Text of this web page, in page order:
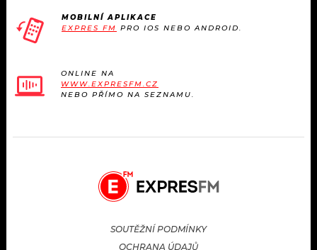
MOBILNÍ APLIKACE
EXPRES FM PRO IOS NEBO ANDROID.
ONLINE NA
WWW.EXPRESFM.CZ
NEBO PŘÍMO NA SEZNAMU.
SOUTĚŽNÍ PODMÍNKY
OCHRANA ÚDAJŮ